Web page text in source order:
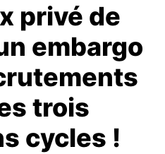
privé de
embargo
trois
cycles !